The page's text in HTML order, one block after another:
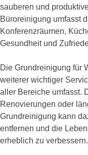
sauberen und
Büroreinigung umfasst
Konferenzräumen,
Gesundheit und
Die Grundreinigung für
weiterer wichtiger
aller Bereiche umfasst.
Renovierungen oder
Grundreinigung kann
entfernen und die
erheblich zu verbessern.